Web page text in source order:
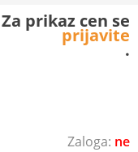
ne
Za prikaz cen se
prijavite
.